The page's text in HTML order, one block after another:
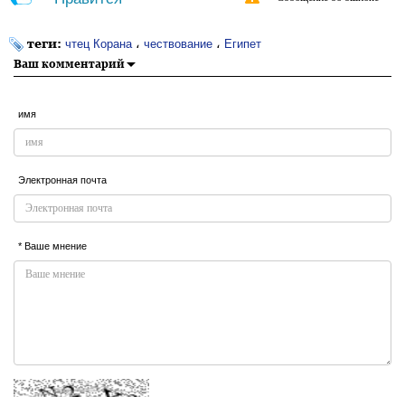
теги: чтец Корана ، чествование ، Египет
Ваш комментарий
имя
Электронная почта
* Ваше мнение